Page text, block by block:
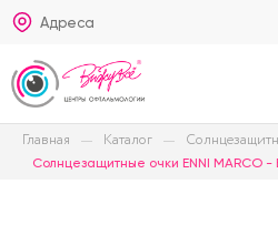
Адреса
Главная Каталог
Солнцезащитные очки ENNI MARCO -